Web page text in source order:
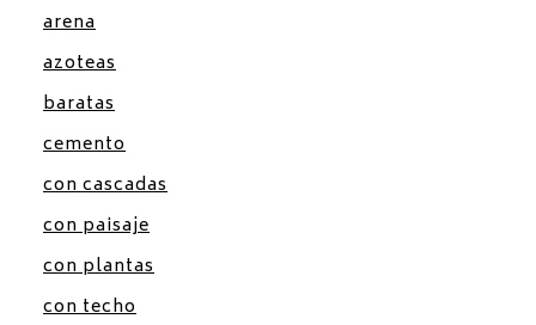
arena
azoteas
baratas
cemento
con cascadas
con paisaje
con plantas
con techo